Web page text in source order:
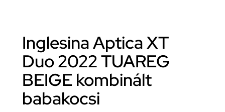
Inglesina Aptica XT
Duo 2022 TUAREG
BEIGE kombinált
babakocsi